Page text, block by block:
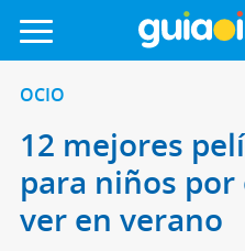
OCIO
12 mejores
para niños por
ver en verano